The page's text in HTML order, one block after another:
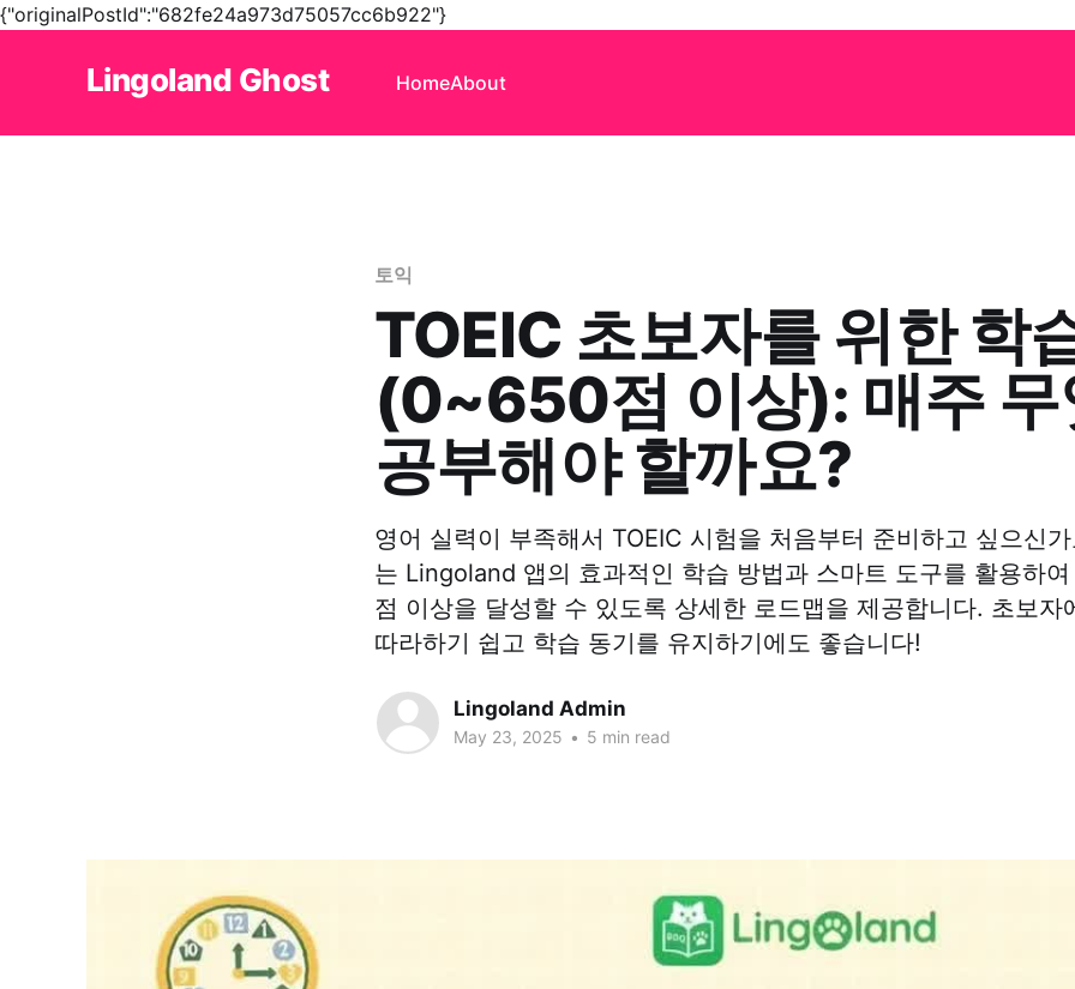
{"originalPostId":"682fe24a973d75057cc6b922"}
Lingoland Ghost HomeAbout
토익
TOEIC 초보자를 위한 학
(0~650점 이상): 매주 무
공부해야 할까요?
영어 실력이 부족해서 TOEIC 시험을 처음부터 준비하고 싶으신
는 Lingoland 앱의 효과적인 학습 방법과 스마트 도구를 활용하
점 이상을 달성할 수 있도록 상세한 로드맵을 제공합니다. 초보자
따라하기 쉽고 학습 동기를 유지하기에도 좋습니다!
Lingoland Admin
May 23, 2025 • 5 min read